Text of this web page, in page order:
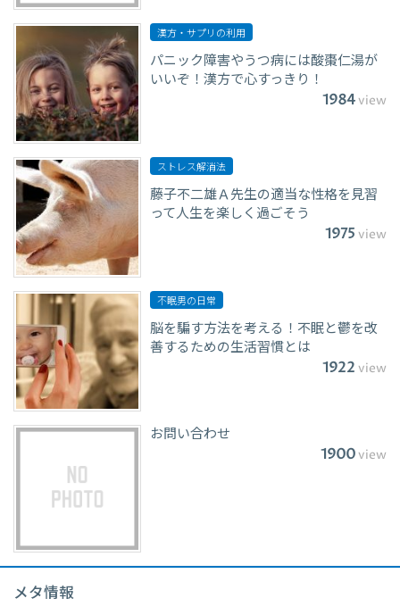
漢方・サプリの利用
パニック障害やうつ病には酸棗仁湯が
いいぞ！漢方で心すっきり！
1984view
ストレス解消法
藤子不二雄Ａ先生の適当な性格を見習
って人生を楽しく過ごそう
1975 view
不眠男の日常
脳を騙す方法を考える！不眠と鬱を改
善するための生活習慣とは
1922 view
お問い合わせ
1900view
メタ情報